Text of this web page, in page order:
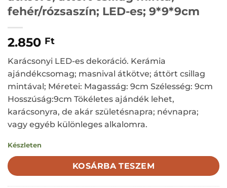
fehér/rózsaszín; LED-es; 9*9*9cm
2.850 Ft
Karácsonyi LED-es dekoráció. Kerámia
ajándékcsomag; masnival átkötve; áttört csillag
mintával; Méretei: Magasság: 9cm Szélesség: 9cm
Hosszúság:9cm Tökéletes ajándék lehet,
karácsonyra, de akár születésnapra; névnapra;
vagy egyéb különleges alkalomra.
Készleten
KOSÁRBA TESZEM